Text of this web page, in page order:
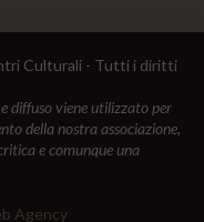
Culturali - Tutti i diritti
diffuso viene utilizzato per
della nostra associazione,
e comunque una
Agency